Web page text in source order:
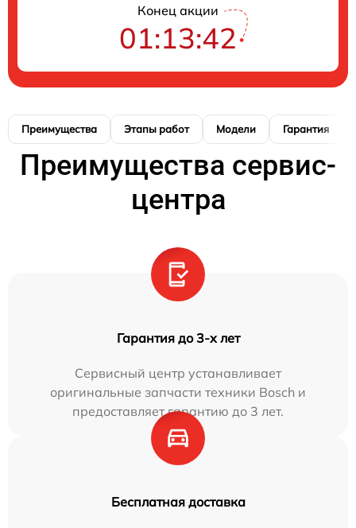
Конец акции
01:13:41
Преимущества Этапы работ Модели Гарантия
Преимущества сервис-
центра
Гарантия до 3-х лет
Сервисный центр устанавливает
оригинальные запчасти техники Bosch и
предоставляет гарантию до 3 лет.
Бесплатная доставка